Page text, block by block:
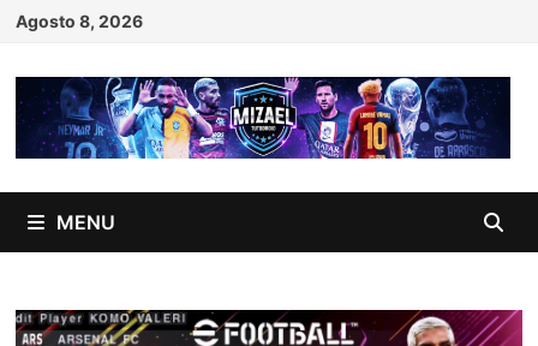
Skip
content
Agosto 8, 2026
MENU